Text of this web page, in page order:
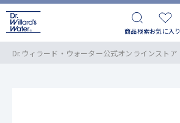
商品検索お気に入り
Dr.ウィラード・ウォーター公式オンラインストア